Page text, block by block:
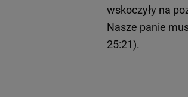
wskoczyły na
Nasze panie
25:21).